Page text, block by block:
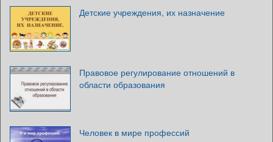
Детские учреждения, их назначение
Правовое регулирование отношений в
области образования
Человек в мире профессий